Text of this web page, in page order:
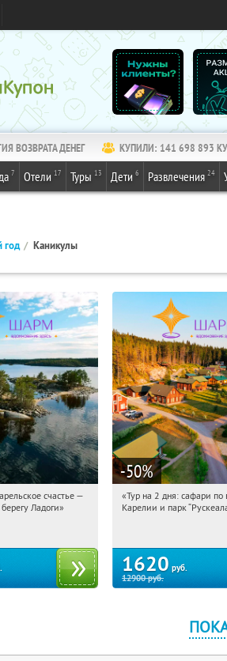
ВОЗВРАТА ДЕНЕГ КУПИЛИ: 141 698 895
7 Отели 17 Туры 13 Дети 6 Развлечения 24
год Каникулы
Купили:39
счастье —
Ладоги»
-50%
10:34:15
«Тур на 2 дня: сафари по
Карелии и парк
1620 руб.
12900руб.